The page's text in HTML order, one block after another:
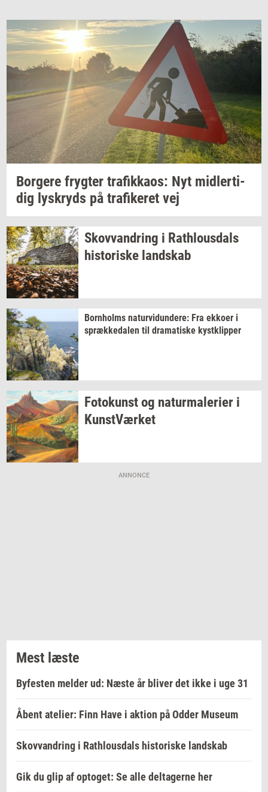
Bor­ge­re fryg­ter tra­fik­ka­os: Nyt mid­ler­ti­
dig lys­kryds på tra­fi­ke­ret vej
Sko­vvan­dring i Rat­hlous­dals
hi­sto­ri­ske land­skab
Born­holms na­tur­vi­dun­de­re: Fra ek­ko­er i
spræk­ke­da­len til dra­ma­ti­ske kyst­klip­per
Fo­to­kunstog na­tur­ma­le­ri­er i
Kunst­Vær­ket
ANNONCE
Mest læste
Byfesten melder ud: Næste år bliver det ikke i uge 31
Åbent atelier: Finn Have i aktion på Odder Museum
Skovvandring i Rathlousdals historiske landskab
Gik du glip af optoget: Se alle deltagerne her